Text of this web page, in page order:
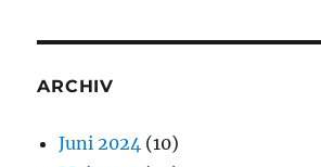
ARCHIV
Juni 2024 (10)